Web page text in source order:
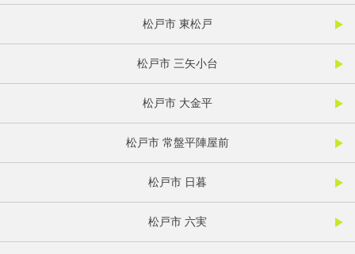
松戸市 東松戸
松戸市 三矢小台
松戸市 大金平
松戸市 常盤平陣屋前
松戸市 日暮
松戸市 六実